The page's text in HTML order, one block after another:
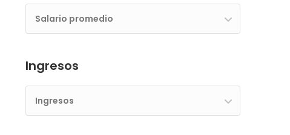
Salario promedio
Ingresos
Ingresos